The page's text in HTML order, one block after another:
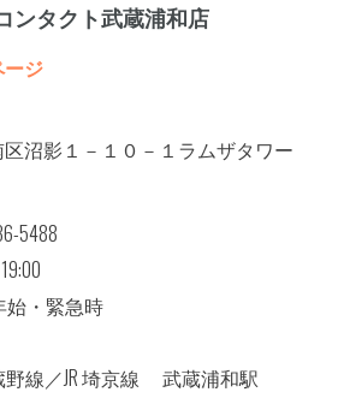
ンタクト武蔵浦和店
ジ
沼影１－１０－１ラムザタワー
5488
始・緊急時
野線／JR 埼京線 武蔵浦和駅